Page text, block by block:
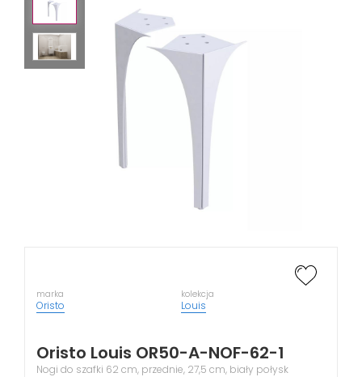
marka
Oristo
kolekcja
Louis
Oristo Louis OR50-A-NOF-62-1
Nogi do szafki 62 cm, przednie, 27,5 cm, biały połysk